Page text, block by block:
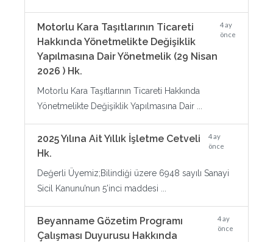
Motorlu Kara Taşıtlarının Ticareti
Hakkında Yönetmelikte Değişiklik
Yapılmasına Dair Yönetmelik (29 Nisan
2026 ) Hk.
4 ay
önce
Motorlu Kara Taşıtlarının Ticareti Hakkında
Yönetmelikte Değişiklik Yapılmasına Dair ...
2025 Yılına Ait Yıllık İşletme Cetveli
Hk.
4 ay
önce
Değerli Üyemiz;Bilindiği üzere 6948 sayılı Sanayi
Sicil Kanunu’nun 5’inci maddesi ...
Beyanname Gözetim Programı
Çalışması Duyurusu Hakkında
4 ay
önce